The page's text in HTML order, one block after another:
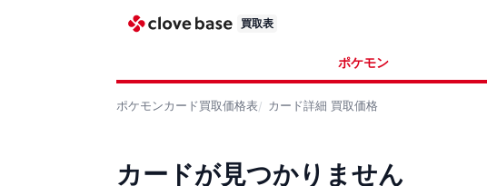
買取表
ポケモン
ポケモンカード買取価格表 カード詳細 買取価格
カードが見つかりません